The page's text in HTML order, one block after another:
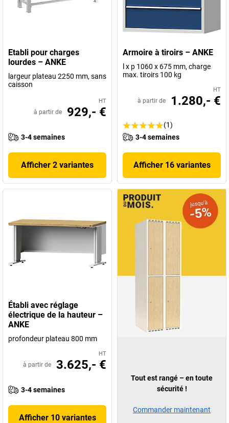
Etabli pour charges
lourdes – ANKE
largeur plateau 2250 mm, sans
caisson
HT
à partir de 929,- €
3-4 semaines
Afficher 2 variantes
Armoire à tiroirs – ANKE
l x p 1060 x 675 mm, charge
max. tiroirs 100 kg
HT
à partir de 1.280,- €
(1)
3-4 semaines
Afficher 16 variantes
Établi avec réglage
électrique de la hauteur –
ANKE
profondeur plateau 800 mm
HT
à partir de 3.625,- €
3-4 semaines
Afficher 10 variantes
Tout est rangé – en toute
sécurité !
Commander maintenant